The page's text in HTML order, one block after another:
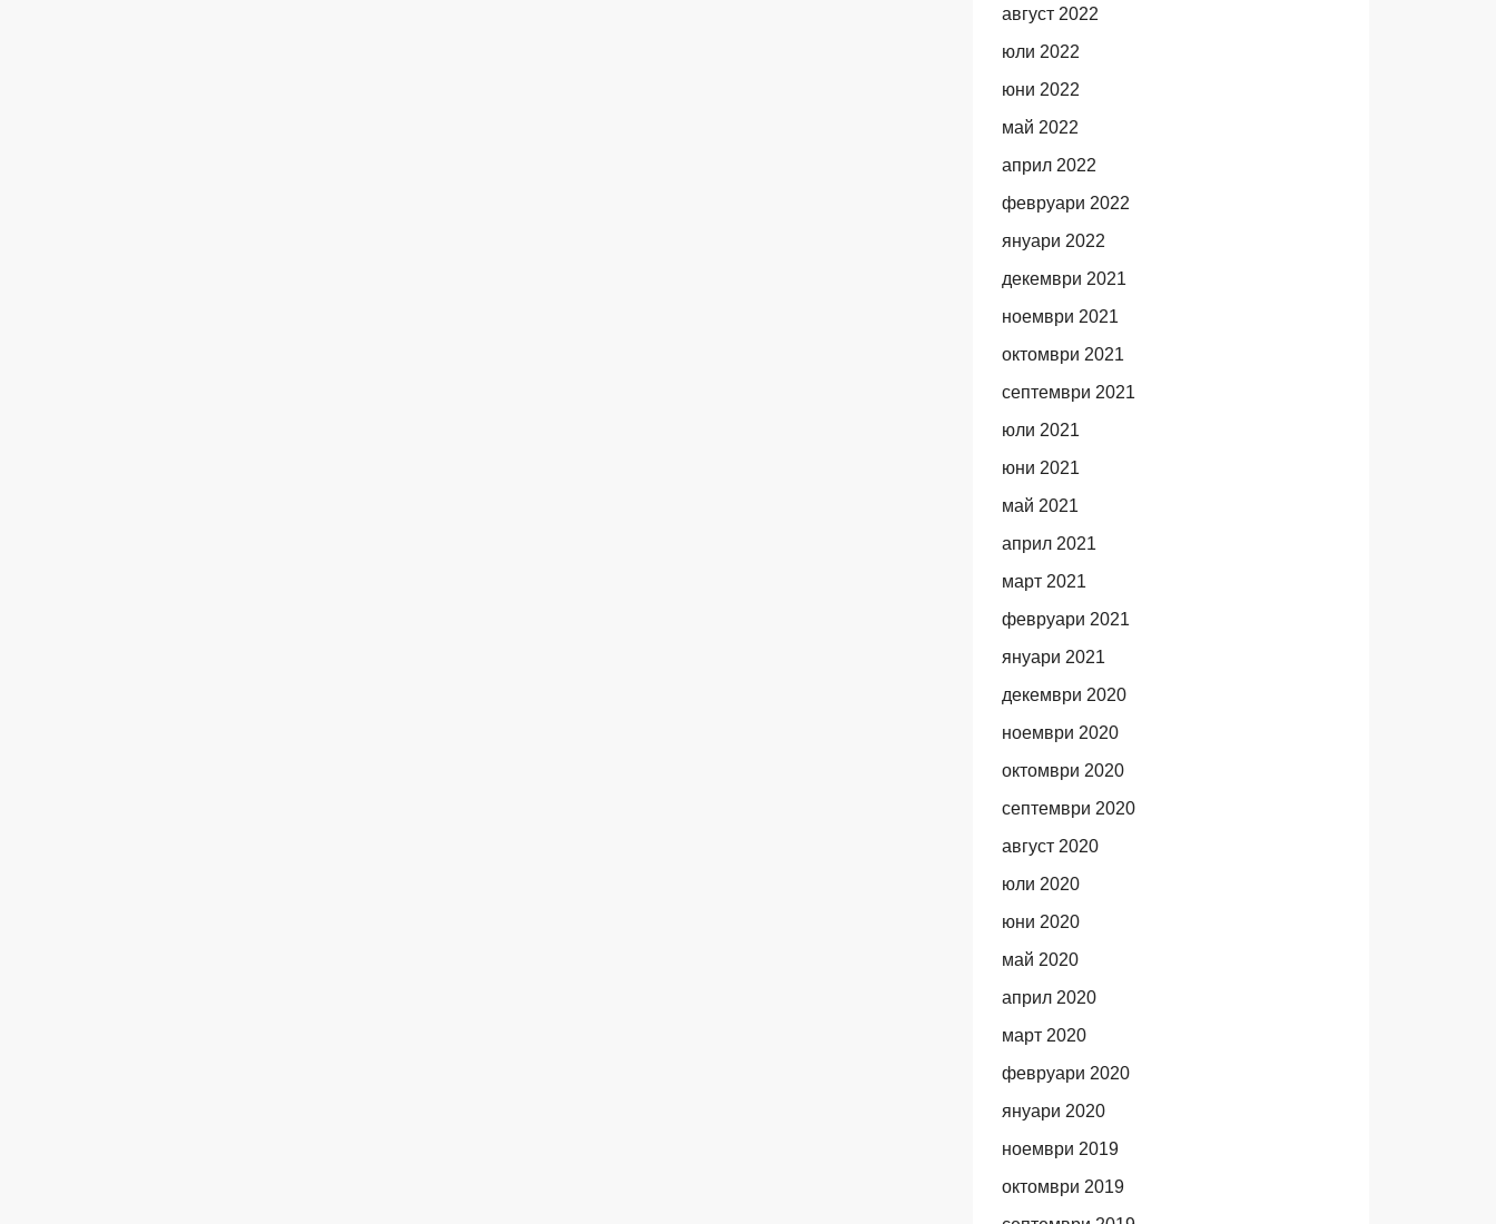
август 2022
юли 2022
юни 2022
май 2022
април 2022
февруари 2022
януари 2022
декември 2021
ноември 2021
октомври 2021
септември 2021
юли 2021
юни 2021
май 2021
април 2021
март 2021
февруари 2021
януари 2021
декември 2020
ноември 2020
октомври 2020
септември 2020
август 2020
юли 2020
юни 2020
май 2020
април 2020
март 2020
февруари 2020
януари 2020
ноември 2019
октомври 2019